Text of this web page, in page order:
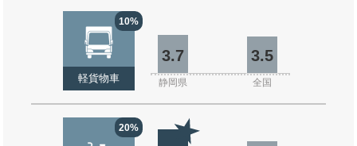
10%
軽貨物車
3.7 3.5
静岡県 全国
20%